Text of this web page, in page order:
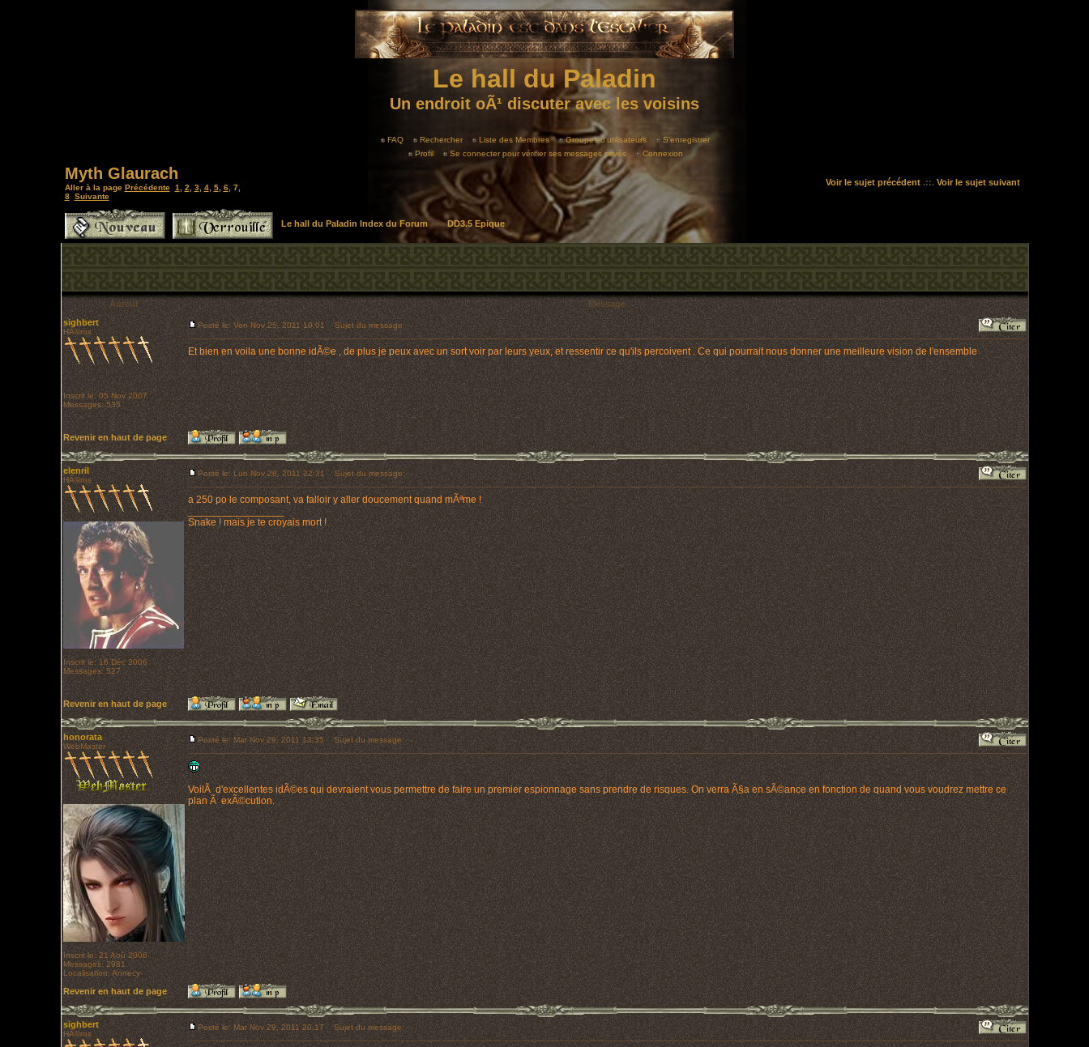
Le hall du Paladin
Un endroit oÃ¹ discuter avec les voisins
FAQ Rechercher Liste des Membres Groupes d'utilisateurs
S'enregistrer
Profil
Se connecter pour vérifier ses messages privés Connexion
Myth Glaurach
Aller à la page Précédente 1 2 3 4, 5, 6, 7,
8 Suivante
Voir le sujet précédent.::. Voir le sujet suivant
Le hall du Paladin Index du Forum >>>DD3.5 Epique
Auteur
Message
sighbert
HÃ©ros
Inscrit le: 05 Nov 2007
Messages: 535
Posté le: Ven Nov 25, 2011 19:01 Sujet du message:
Et bien en voila une bonne idÃ©e , de plus je peux avec un sort voir par leurs yeux, et ressentir ce qu'ils percoivent . Ce qui pourrait nous donner une meilleure vision de l'ensemble
Revenir en haut de page
elenril
HÃ©ros
Inscrit le: 16 Déc 2006
Messages: 527
Posté le: Lun Nov 28, 2011 22:31 Sujet du message:
a 250 po le composant, va falloir y aller doucement quand mÃªme !
_________________
Snake ! mais je te croyais mort !
Revenir en haut de page
honorata
WebMaster
Inscrit le: 21 Aoû 2006
Messages: 2981
Localisation: Annecy
Posté le: Mar Nov 29, 2011 13:35 Sujet du message:
VoilÃ d'excellentes idÃ©es qui devraient vous permettre de faire un premier espionnage sans prendre de risques. On verra Ã§a en sÃ©ance en fonction de quand vous voudrez mettre ce
plan Ã exÃ©cution.
Revenir en haut de page
sighbert
HÃ©ros
Posté le: Mar Nov 29, 2011 20:17 Sujet du message: